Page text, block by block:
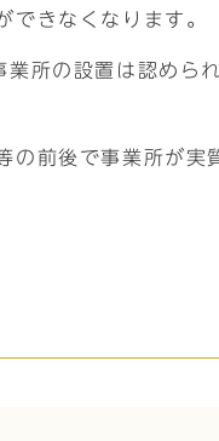
きなくなります。
所の設置は認めら
前後で事業所が実